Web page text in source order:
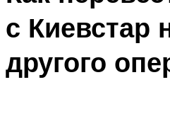
с Киевстар
другого